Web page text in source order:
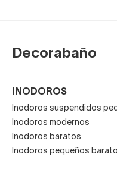
Decorabaño
INODOROS
Inodoros suspendidos
Inodoros modernos
Inodoros baratos
Inodoros pequeños